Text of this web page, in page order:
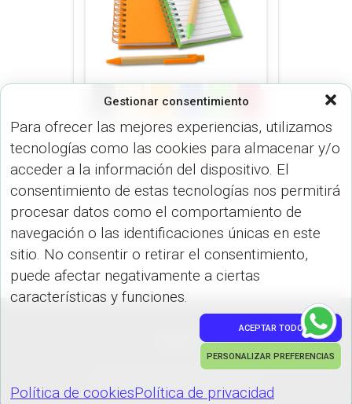
Gestionar consentimiento
Para ofrecer las mejores experiencias, utilizamos
tecnologías como las cookies para almacenar y/o
acceder a la información del dispositivo. El
consentimiento de estas tecnologías nos permitirá
procesar datos como el comportamiento de
navegación o las identificaciones únicas en este
sitio. No consentir o retirar el consentimiento,
puede afectar negativamente a ciertas
características y funciones.
ACEPTAR TODO
PERSONALIZAR PREFERENCIAS
Política de cookiesPolítica de privacidad
LIBRETAS (OFICINA)
Mini Libreta con
Bolígrafo Tavish OF-502